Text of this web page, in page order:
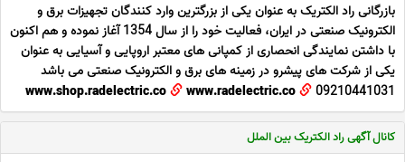
بازرگانی راد الکتریک به عنوان یکی از بزرگترین وارد کنندگان تجهیزات برق و
الکترونیک صنعتی در ایران، فعالیت خود را از سال 1354 آغاز نموده و هم اکنون
با داشتن نمایندگی انحصاری از کمپانی های معتبر اروپایی و آسیایی به عنوان
یکی از شرکت های پیشرو در زمینه های برق و الکترونیک صنعتی می باشد
www.shop.radelectric.co
www.radelectric.co 09210441031
کانال آگهی راد الکتریک بین الملل